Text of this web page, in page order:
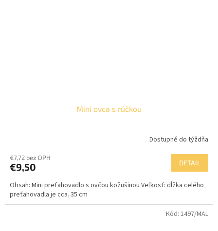
Mini ovca s rúčkou
Dostupné do týždňa
€7,72 bez DPH
€9,50 DETAIL
Obsah: Mini preťahovadlo s ovčou kožušinou Veľkosť: dĺžka celého
preťahovadla je cca. 35 cm
Kód: 1497/MAL